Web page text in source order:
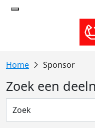
Sponsor
Zoek een